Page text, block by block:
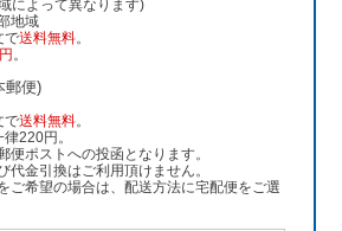
によって異なります)
地域
で送料無料。
。
郵便)
で送料無料。
220円。
ポストへの投函となります。
代金引換はご利用頂けません。
ご希望の場合は、配送方法に宅配便をご選